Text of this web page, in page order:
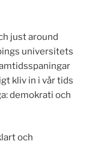
just around
universitets
kliv in i vår tids
demokrati och
och